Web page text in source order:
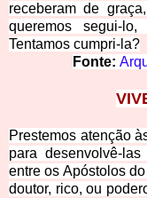
receberam de
queremos segui-
Tentamos cumpri-la?
Fonte:
Prestemos atenção
para desenvolvê-
entre os Apóstolos
doutor, rico, ou p